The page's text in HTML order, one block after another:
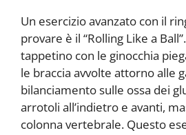
Un esercizio avanzato con il
provare è il “Rolling Like a
tappetino con le ginocchia
le braccia avvolte attorno alle
bilanciamento sulle ossa dei
arrotoli all’indietro e avanti,
colonna vertebrale. Questo